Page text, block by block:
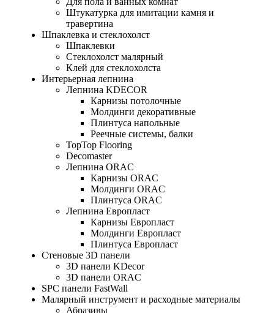
Штукатурка для имитации камня и
травертина
Шпаклевка и стеклохолст
Шпаклевки
Стеклохолст малярный
Клей для стеклохолста
Интерьерная лепнина
Лепнина KDECOR
Карнизы потолочные
Молдинги декоративные
Плинтуса напольные
Реечные системы, балки
TopTop Flooring
Decomaster
Лепнина ORAC
Карнизы ORAC
Молдинги ORAC
Плинтуса ORAC
Лепнина Европласт
Карнизы Европласт
Молдинги Европласт
Плинтуса Европласт
Стеновые 3D панели
3D панели KDecor
3D панели ORAC
SPC панели FastWall
Малярный инструмент и расходные материалы
Абразивы